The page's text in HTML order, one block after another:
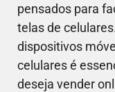
pensados para
telas de
dispositivos
celulares é
deseja vender